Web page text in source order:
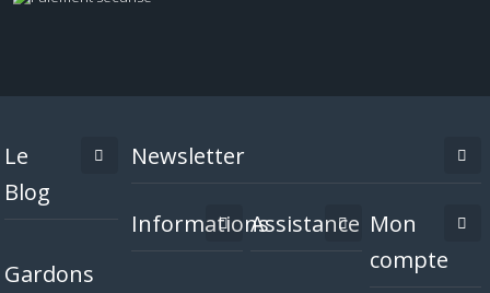
Le
Blog
Gardons
Newsletter
InformationsAssistance Mon
compte